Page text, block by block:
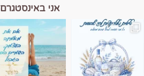
אני באינסטגרם
הם הגבול 💙🩵